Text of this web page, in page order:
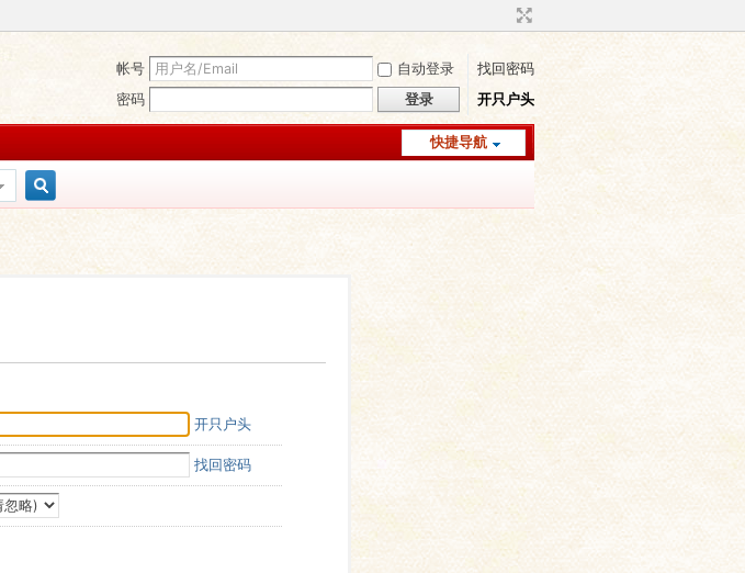
帐号 自动登录
找回密码
密码
登录 开只户头
快捷导航
开只户头
找回密码